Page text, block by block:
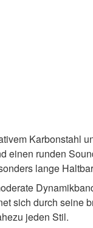
Karbonstahl
einen runden
lange
sich durch seine
jeden Stil.